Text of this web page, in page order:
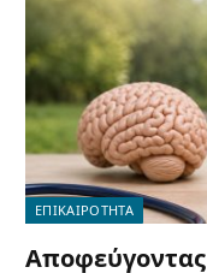
ΕΠΙΚΑΙΡΟΤΗΤΑ